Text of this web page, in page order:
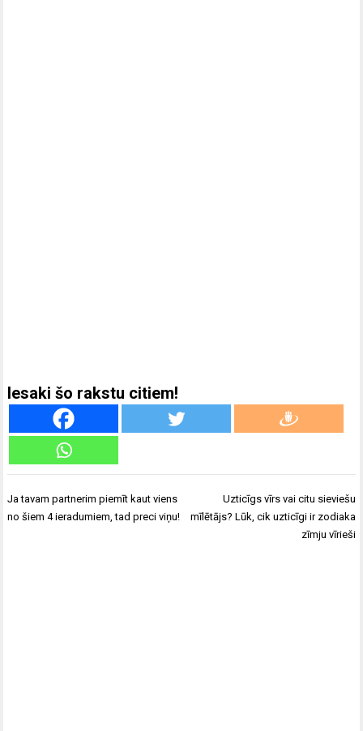
Iesaki šo rakstu citiem!
Ziņu
izvēlne
Ja tavam partnerim piemīt kaut viens
no šiem 4 ieradumiem, tad preci viņu!
Uzticīgs vīrs vai citu sieviešu
mīlētājs? Lūk, cik uzticīgi ir zodiaka
zīmju vīrieši